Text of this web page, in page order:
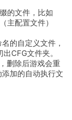
的文件，比如
（主配置文件）
的自定义文件，
CFG文件夹。
删除后游戏会重
加的自动执行文